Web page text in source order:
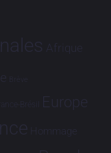
Afrique
Brève
Brésil Europe
Hommage